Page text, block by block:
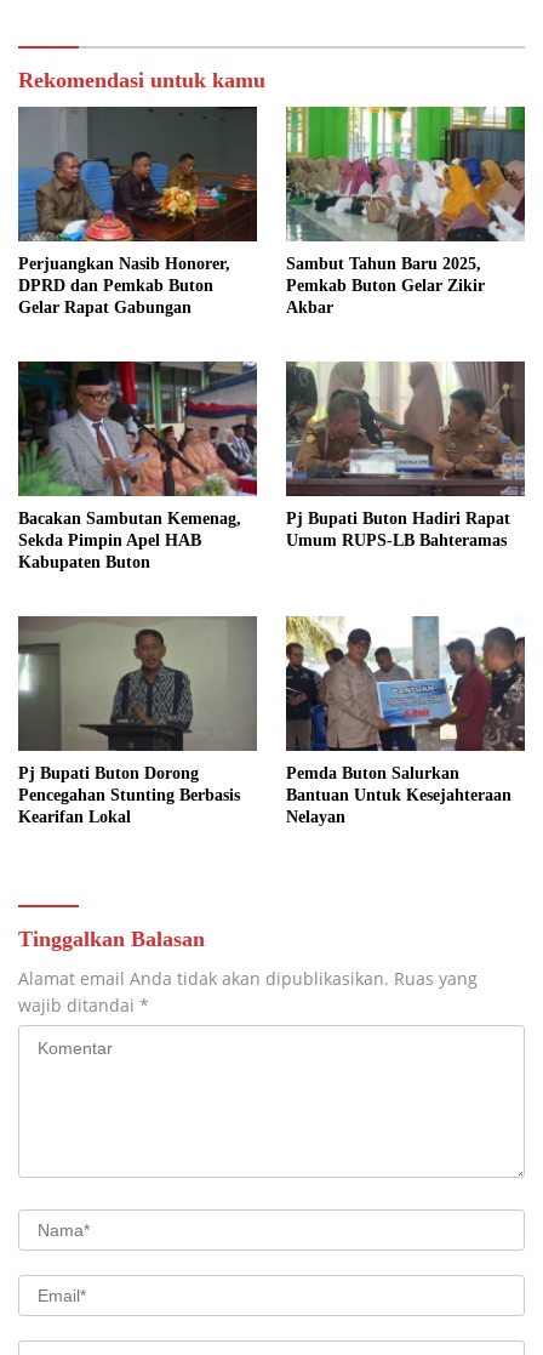
Rekomendasi untuk kamu
Perjuangkan Nasib Honorer,
DPRD dan Pemkab Buton
Gelar Rapat Gabungan
Sambut Tahun Baru 2025,
Pemkab Buton Gelar Zikir
Akbar
Bacakan Sambutan Kemenag,
Sekda Pimpin Apel HAB
Kabupaten Buton
Pj Bupati Buton Hadiri Rapat
Umum RUPS-LB Bahteramas
Pj Bupati Buton Dorong
Pencegahan Stunting Berbasis
Kearifan Lokal
Pemda Buton Salurkan
Bantuan Untuk Kesejahteraan
Nelayan
Tinggalkan Balasan
Alamat email Anda tidak akan dipublikasikan. Ruas yang
wajib ditandai *